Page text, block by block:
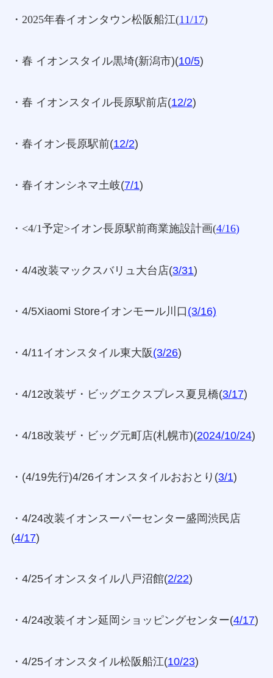
・2025年春イオンタウン松阪船江(11/17)
・春 イオンスタイル黒埼(新潟市)(10/5)
・春 イオンスタイル長原駅前店(12/2)
・春イオン長原駅前(12/2)
・春イオンシネマ土岐(7/1)
・<4/1予定>イオン長原駅前商業施設計画(4/16)
・4/4改装マックスバリュ大台店(3/31)
・4/5Xiaomi Storeイオンモール川口 (3/16)
・4/11イオンスタイル東大阪(3/26)
・4/12改装ザ・ビッグエクスプレス夏見橋(3/17)
・4/18改装ザ・ビッグ元町店(札幌市)(2024/10/24)
・(4/19先行)4/26イオンスタイルおおとり(3/1)
・4/24改装イオンスーパーセンター盛岡渋民店
(4/17)
・4/25イオンスタイル八戸沼館(2/22)
・4/24改装イオン延岡ショッピングセンター(4/17)
・4/25イオンスタイル松阪船江(10/23)